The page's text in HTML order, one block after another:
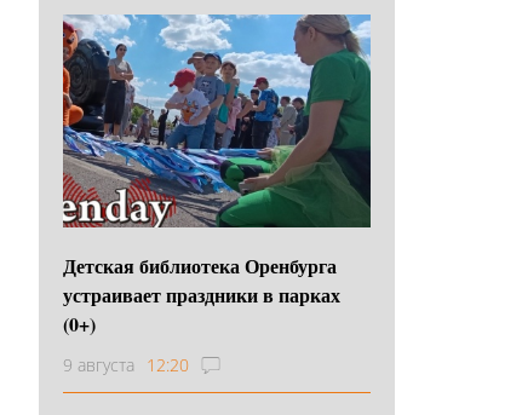
Детская библиотека Оренбурга
устраивает праздники в парках
(0+)
9 августа 12:20